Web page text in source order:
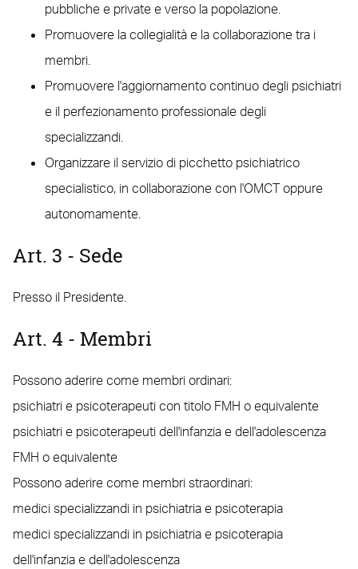
pubbliche e private e verso la popolazione.
Promuovere la collegialità e la collaborazione tra i
membri.
Promuovere l'aggiornamento continuo degli psichiatri
e il perfezionamento professionale degli
specializzandi.
Organizzare il servizio di picchetto psichiatrico
specialistico, in collaborazione con l'OMCT oppure
autonomamente.
Art. 3 - Sede
Presso il Presidente.
Art. 4 - Membri
Possono aderire come membri ordinari:
psichiatri e psicoterapeuti con titolo FMH o equivalente
psichiatri e psicoterapeuti dell'infanzia e dell'adolescenza
FMH o equivalente
Possono aderire come membri straordinari:
medici specializzandi in psichiatria e psicoterapia
medici specializzandi in psichiatria e psicoterapia
dell'infanzia e dell'adolescenza